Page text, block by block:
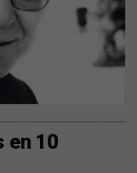
en 10